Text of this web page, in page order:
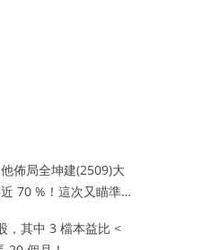
佈局全坤建(2509)大
70 %！這次又瞄準…
，其中 3 檔本益比 <